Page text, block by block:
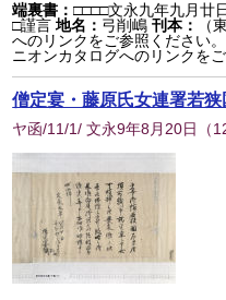
端裏書：□□□□文永九年九月廿
□謹言 地名： 弓削嶋 刊本：
（
へのリンクをご参照ください。
ニオンカタログへのリンクを
僧定宴・藤原氏女連署若
ヤ函/11/1/ 文永9年8月20日 （